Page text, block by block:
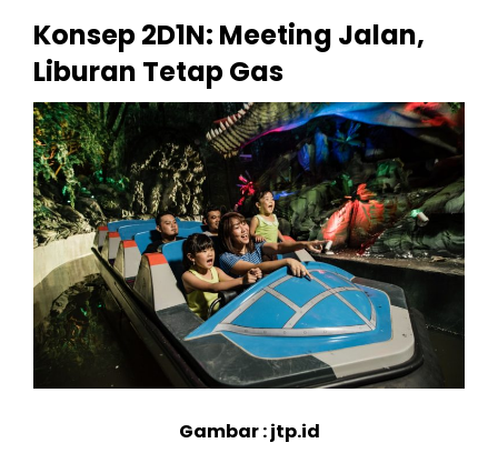
Konsep 2D1N: Meeting Jalan,
Liburan Tetap Gas
Gambar : jtp.id